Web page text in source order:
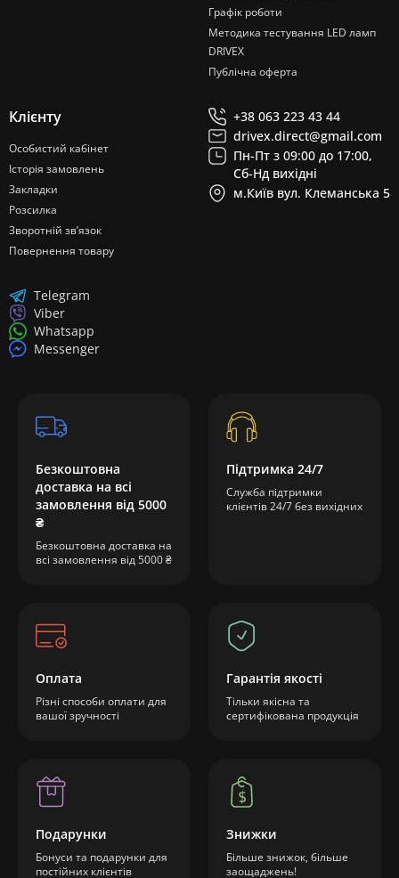
Графік роботи
Методика тестування LED ламп
DRIVEX
Публічна оферта
Клієнту
Особистий кабінет
Історія замовлень
Закладки
Розсилка
Зворотній зв’язок
Повернення товару
+38 063 223 43 44
drivex.direct@gmail.com
Пн-Пт з 09:00 до 17:00,
Сб-Нд вихідні
м.Київ вул. Клеманська 5
Telegram
Viber
Whatsapp
Messenger
Безкоштовна
доставка на всі
замовлення від 5000
₴
Безкоштовна доставка на
всі замовлення від 5000 ₴
Підтримка 24/7
Служба підтримки
клієнтів 24/7 без вихідних
Оплата
Різні способи оплати для
вашої зручності
Гарантія якості
Тільки якісна та
сертифікована продукція
Подарунки
Бонуси та подарунки для
постійних клієнтів
Знижки
Більше знижок, більше
заощаджень!